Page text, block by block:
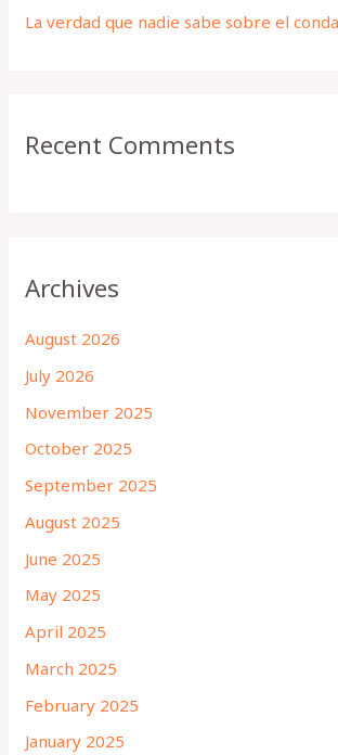
La verdad que nadie sabe sobre el
Recent Comments
Archives
August 2026
July 2026
November 2025
October 2025
September 2025
August 2025
June 2025
May 2025
April 2025
March 2025
February 2025
January 2025